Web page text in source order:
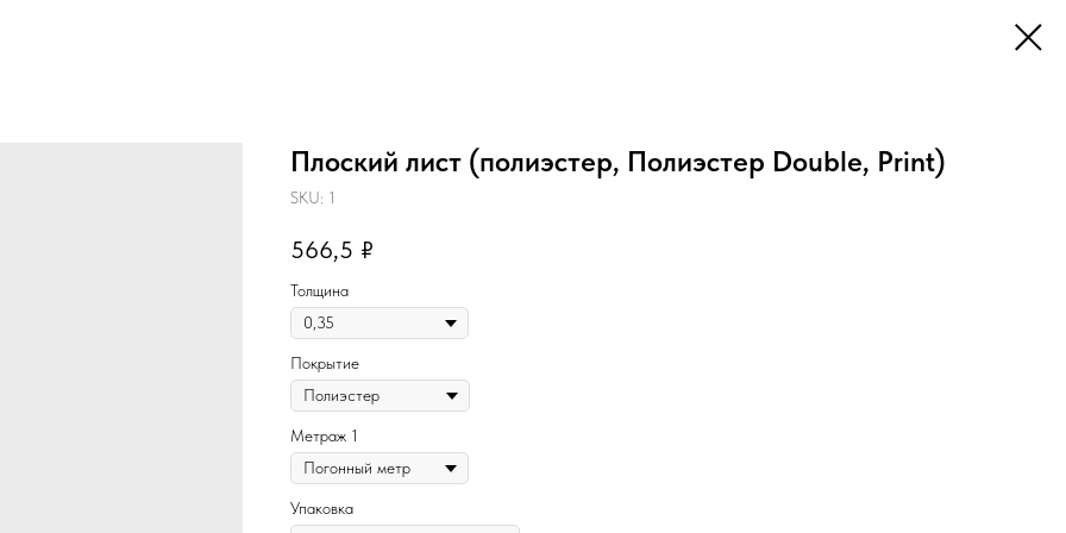
Плоский лист (полиэстер, Полиэстер Double, Print)
SKU: 1
566,5 ₽
Толщина
Покрытие
Метраж 1
Упаковка